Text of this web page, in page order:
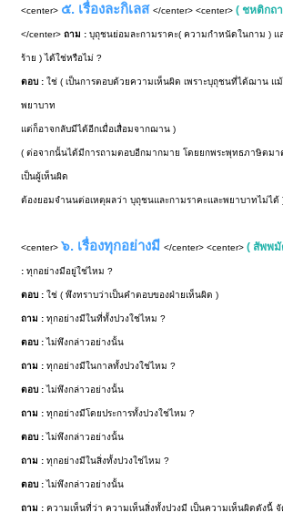
<center> ๕. เรื่องละกิเลส </center> <center>( ชหติกถ
</center>ถาม :บุถุชนย่อมละกามราคะ( ความกำหนัดในกาม ) แ
ร้าย ) ได้ใช่หรือไม่ ?
ตอบ :ใช่ ( เป็นการตอบด้วยความเห็นผิด เพราะบุถุชนที่ได้ฌาน แ
พยาบาท
แต่ก็อาจกลับมีได้อีกเมื่อเสื่อมจากฌาน )
( ต่อจากนั้นได้มีการถามตอบอีกมากมาย โดยยกพระพุทธภาษิตม
เป็นผู้เห็นผิด
ต้องยอมจำนนต่อเหตุผลว่า บุถุชนและกามราคะและพยาบาทไม่ได้
<center> ๖. เรื่องทุกอย่างมี </center> <center>( สัพพ
:ทุกอย่างมีอยู่ใช่ไหม ?
ตอบ :ใช่ ( พึงทราบว่าเป็นคำตอบของฝ่ายเห็นผิด )
ถาม :ทุกอย่างมีในที่ทั้งปวงใช่ไหม ?
ตอบ :ไม่พึงกล่าวอย่างนั้น
ถาม :ทุกอย่างมีในกาลทั้งปวงใช่ไหม ?
ตอบ :ไม่พึงกล่าวอย่างนั้น
ถาม :ทุกอย่างมีโดยประการทั้งปวงใช่ไหม ?
ตอบ :ไม่พึงกล่าวอย่างนั้น
ถาม :ทุกอย่างมีในสิ่งทั้งปวงใช่ไหม ?
ตอบ :ไม่พึงกล่าวอย่างนั้น
ถาม :ความเห็นที่ว่า ความเห็นสิ่งทั้งปวงมี เป็นความเห็นผิดดังนี้